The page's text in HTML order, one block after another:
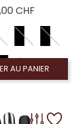
CHF
AU PANIER